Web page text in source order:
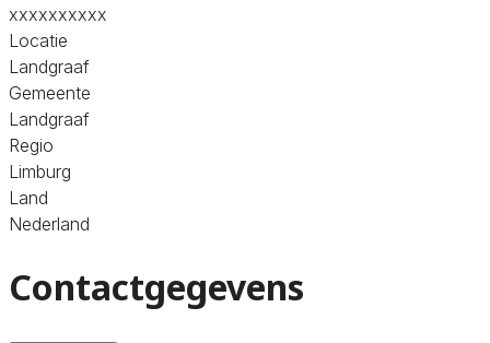
xxxxxxxxxx
Locatie
Landgraaf
Gemeente
Landgraaf
Regio
Limburg
Land
Nederland
Contactgegevens